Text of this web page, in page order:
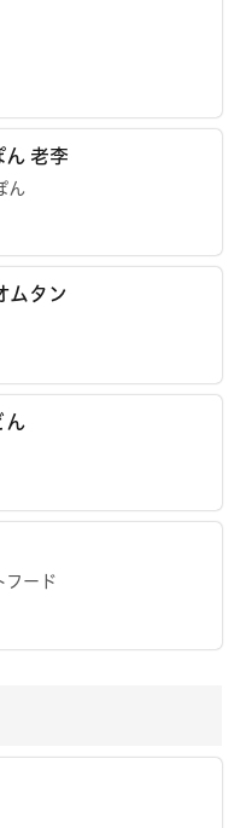
ん 老李
ん
ムタン
ん
フード